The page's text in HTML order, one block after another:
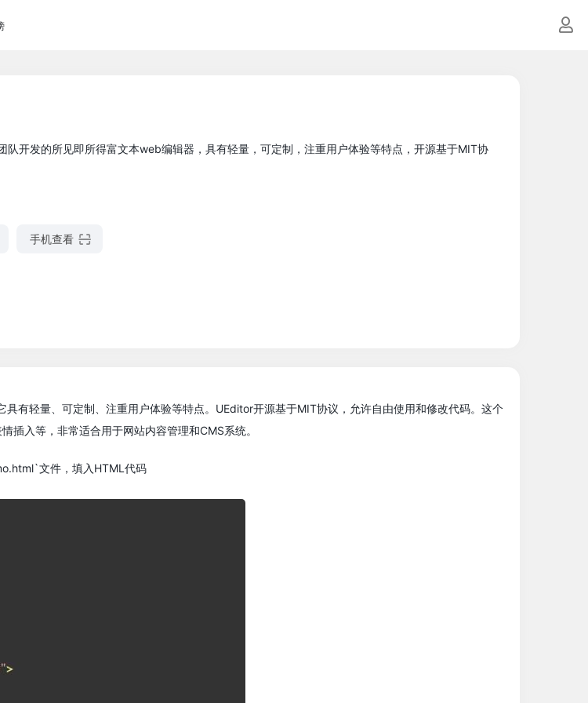
队开发的所见即所得富文本web编辑器，具有轻量，可定制，注重用户体验等特点，开源基于MIT协
手机查看
有轻量、可定制、注重用户体验等特点。UEditor开源基于MIT协议，允许自由使用和修改代码。这个
插入等，非常适合用于网站内容管理和CMS系统。
文件，填入HTML代码